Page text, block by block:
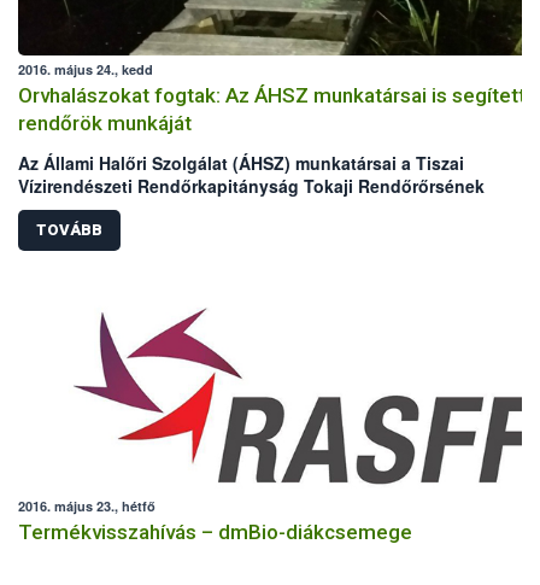
2016. május 24., kedd
Orvhalászokat fogtak: Az ÁHSZ munkatársai is
rendőrök munkáját
Az Állami Halőri Szolgálat (ÁHSZ) munkatársai a Tiszai
Vízirendészeti Rendőrkapitányság Tokaji Rendőrőrsének
kollégáival két nap alatt két orvhalász csapatra csaptak le a
Malom-Tisza holtágban.
TOVÁBB
2016. május 23., hétfő
Termékvisszahívás – dmBio-diákcsemege